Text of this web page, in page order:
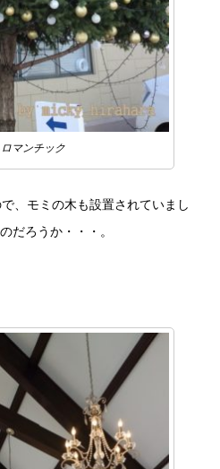
マンチック
、モミの木も設置されていまし
だろうか・・・。